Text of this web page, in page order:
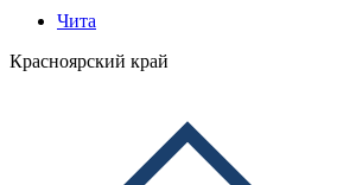
Чита
Красноярский край